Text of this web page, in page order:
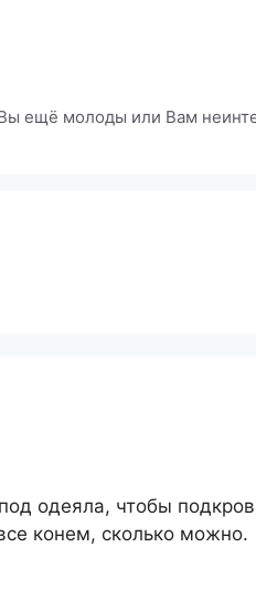
ещё молоды или Вам
одеяла, чтобы
конем, сколько можно.